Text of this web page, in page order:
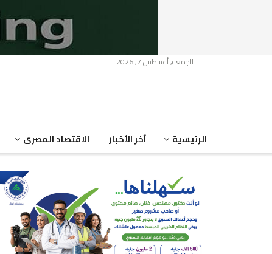
الجمعة, أغسطس 7, 2026
الرئيسية آخر الأخبار الاقتصاد المصرى